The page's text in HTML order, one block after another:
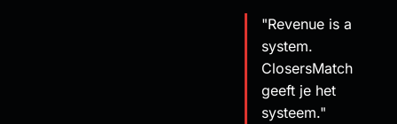
"Revenue is a
system.
ClosersMatch
geeft je het
systeem."